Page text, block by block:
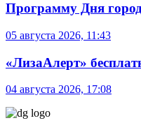
Программу Дня
05 августа 2026, 11:43
«ЛизаАлерт»
04 августа 2026, 17:08